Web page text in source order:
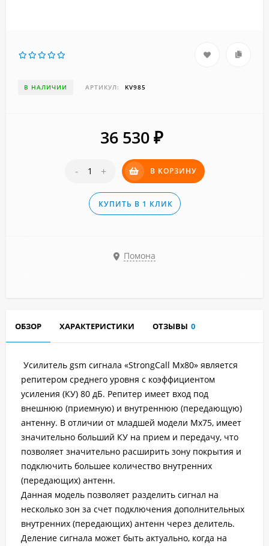
В НАЛИЧИИ АРТИКУЛ: KV985
36 530 ₽
- + В КОРЗИНУ
КУПИТЬ В 1 КЛИК
Помона
ОБЗОР ХАРАКТЕРИСТИКИ ОТЗЫВЫ 0
Усилитель gsm сигнала «StrongCall Mx80» является
репитером среднего уровня с коэффициентом
усиления (КУ) 80 дБ. Репитер имеет вход под
внешнюю (приемную) и внутреннюю (передающую)
антенну. В отличии от младшей модели Мх75, имеет
значительно больший КУ на прием и передачу, что
позволяет значительно расширить зону покрытия и
подключить большее количество внутренних
(передающих) антенн.
Данная модель позволяет разделить сигнал на
несколько зон за счет подключения дополнительных
внутренних (передающих) антенн через делитель.
Деление сигнала может быть актуально, когда на